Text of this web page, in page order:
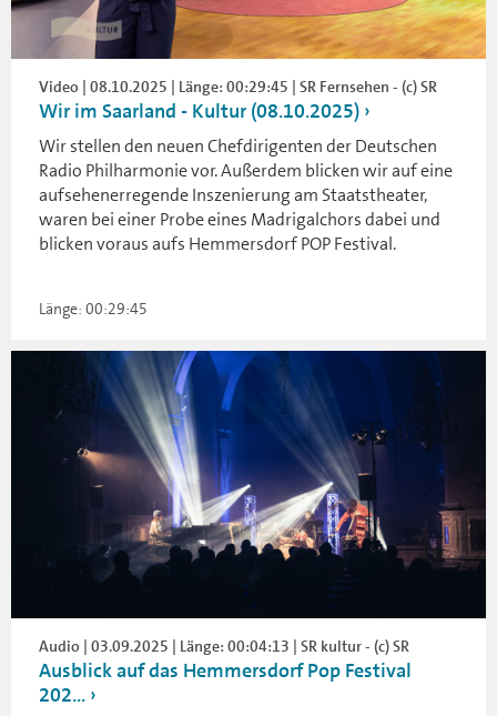
Video | 08.10.2025 | Länge: 00:29:45 | SR Fernsehen - (c) SR
Wir im Saarland - Kultur (08.10.2025)
Wir stellen den neuen Chefdirigenten der Deutschen
Radio Philharmonie vor. Außerdem blicken wir auf eine
aufsehenerregende Inszenierung am Staatstheater,
waren bei einer Probe eines Madrigalchors dabei und
blicken voraus aufs Hemmersdorf POP Festival.
Länge: 00:29:45
Audio | 03.09.2025 | Länge: 00:04:13 | SR kultur - (c) SR
Ausblick auf das Hemmersdorf Pop Festival
202...